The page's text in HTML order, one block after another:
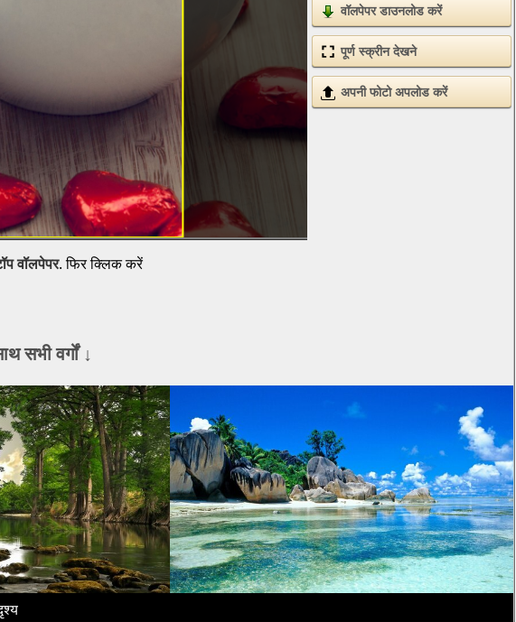
वॉलपेपर डाउनलोड करें
पूर्ण स्क्रीन देखने
अपनी फोटो अपलोड करें
वॉलपेपर. फिर क्लिक करें
सभी वर्गों ↓